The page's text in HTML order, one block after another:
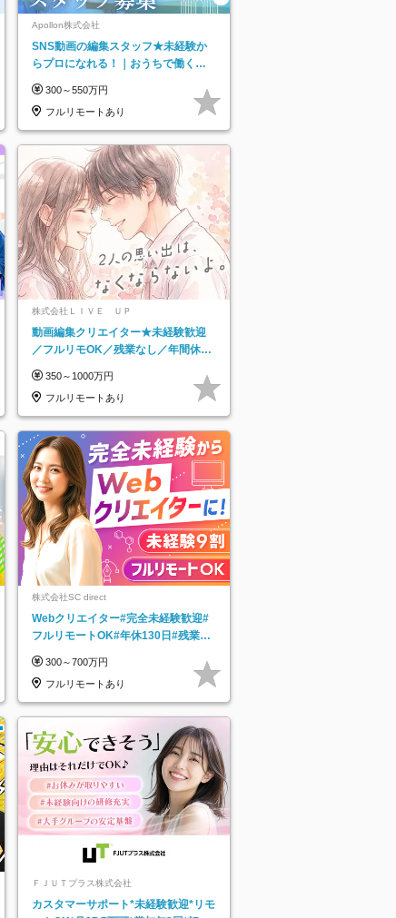
Apollon株式会社
SNS動画の編集スタッフ★未経験か
らプロになれる！｜おうちで働くフ
300～550万円
フルリモートあり
株式会社ＬＩＶＥ ＵＰ
動画編集クリエイター★未経験歓迎
／フルリモOK／残業なし／年間休日
実で安心
350～1000万円
フルリモートあり
株式会社SC direct
Webクリエイター#完全未経験歓迎#
フルリモートOK#年休130日#残業月
300～700万円
フルリモートあり
ＦＪＵＴプラス株式会社
カスタマーサポート*未経験歓迎*リモ